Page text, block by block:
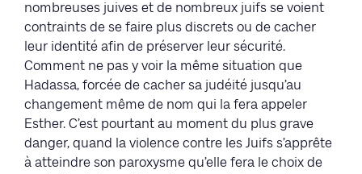
nombreuses juives et de nombreux juifs se voient
contraints de se faire plus discrets ou de cacher
leur identité afin de préserver leur sécurité.
Comment ne pas y voir la même situation que
Hadassa, forcée de cacher sa judéité jusqu’au
changement même de nom qui la fera appeler
Esther. C’est pourtant au moment du plus grave
danger, quand la violence contre les Juifs s’apprête
à atteindre son paroxysme qu’elle fera le choix de